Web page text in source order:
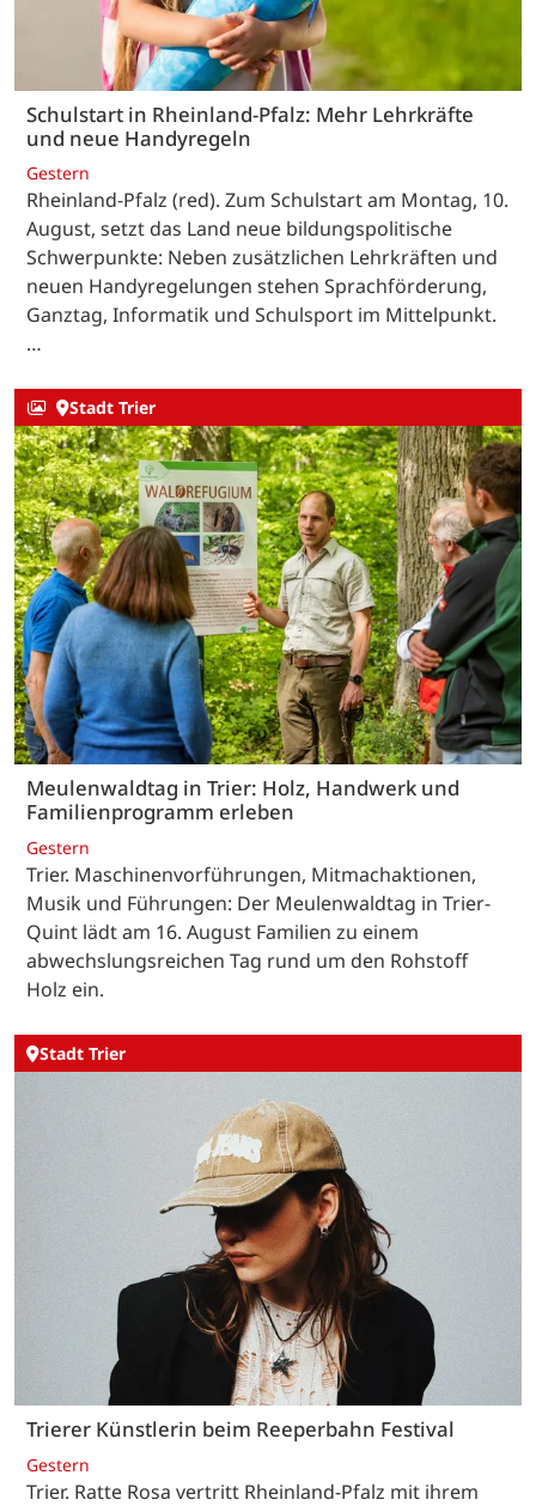
Schulstart in Rheinland-Pfalz: Mehr Lehrkräfte
und neue Handyregeln
Gestern
Rheinland-Pfalz (red). Zum Schulstart am Montag, 10.
August, setzt das Land neue bildungspolitische
Schwerpunkte: Neben zusätzlichen Lehrkräften und
neuen Handyregelungen stehen Sprachförderung,
Ganztag, Informatik und Schulsport im Mittelpunkt.
…
Stadt Trier
Meulenwaldtag in Trier: Holz, Handwerk und
Familienprogramm erleben
Gestern
Trier. Maschinenvorführungen, Mitmachaktionen,
Musik und Führungen: Der Meulenwaldtag in Trier-
Quint lädt am 16. August Familien zu einem
abwechslungsreichen Tag rund um den Rohstoff
Holz ein.
Stadt Trier
Trierer Künstlerin beim Reeperbahn Festival
Gestern
Trier. Ratte Rosa vertritt Rheinland-Pfalz mit ihrem